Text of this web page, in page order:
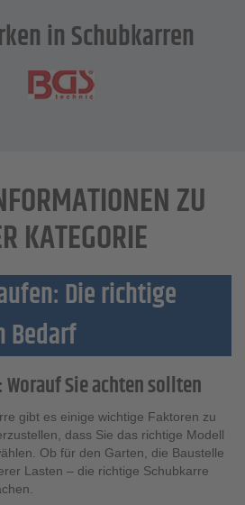
in Schubkarren
ZU
KATEGORIE
Die richtige
Bedarf
Sie achten sollten
gibt es einige wichtige Faktoren zu
dass Sie das richtige Modell
Ob für den Garten, die Baustelle
Lasten – die richtige Schubkarre